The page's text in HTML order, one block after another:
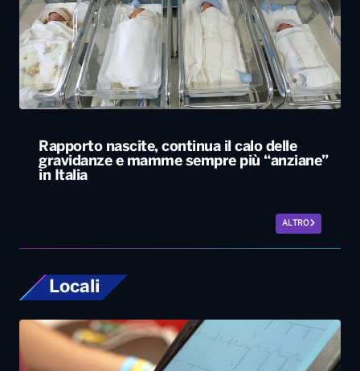
Rapporto nascite, continua il calo delle
gravidanze e mamme sempre più “anziane”
in Italia
ALTRO
Locali